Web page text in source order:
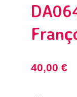
40,00 €